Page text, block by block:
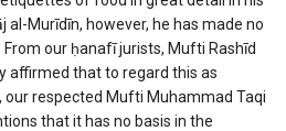
al-Murīdīn, however, he has made no
our ḥanafī jurists, Mufti Rashīd
affirmed that to regard this as
our respected Mufti Muhammad Taqi
that it has no basis in the